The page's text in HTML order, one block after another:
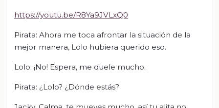
https://youtu.be/R8Ya9JVLxQ0
Pirata: Ahora me toca afrontar la situación de la
mejor manera, Lolo hubiera querido eso.
Lolo: ¡No! Espera, me duele mucho.
Pirata: ¿Lolo? ¿Dónde estás?